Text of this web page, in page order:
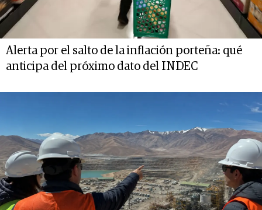
Alerta por el salto de la inflación porteña: qué
anticipa del próximo dato del INDEC